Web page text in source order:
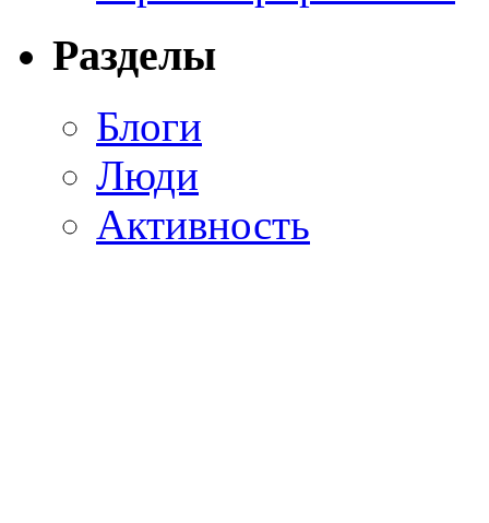
Разделы
Блоги
Люди
Активность